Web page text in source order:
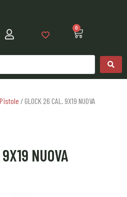
0
Pistole / GLOCK 26 CAL. 9X19 NUOVA
NUOVA